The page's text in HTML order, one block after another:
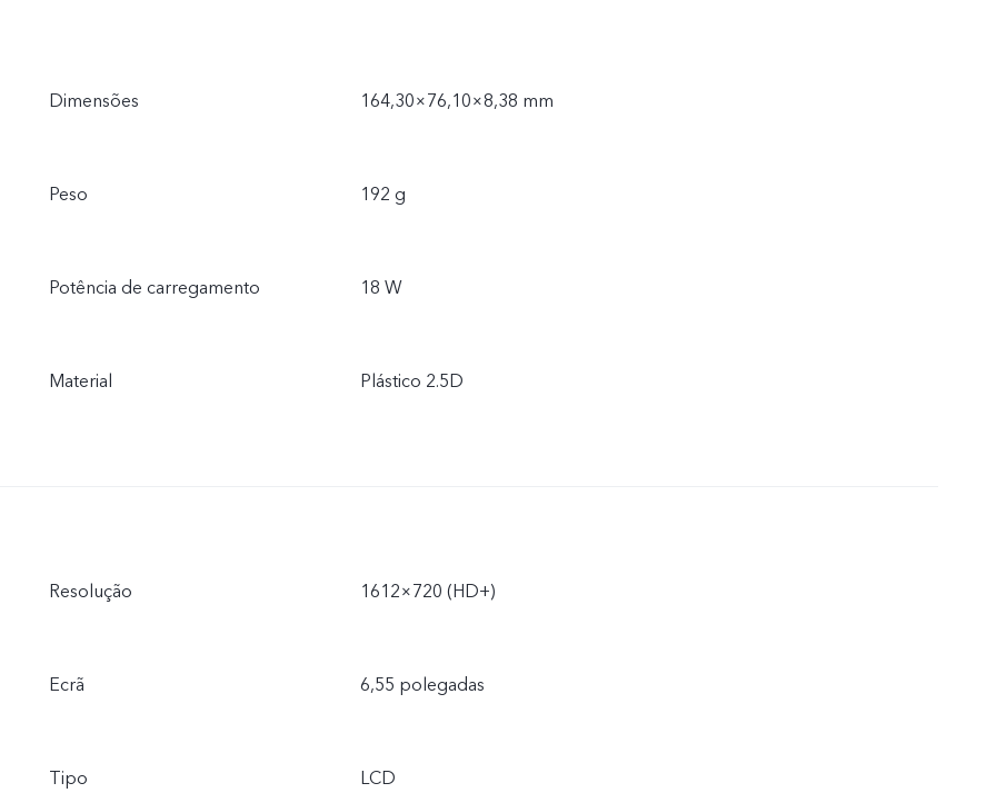
Dimensões 164,30×76,10×8,38 mm
Peso 192 g
Potência de carregamento 18 W
Material Plástico 2.5D
Resolução 1612×720 (HD+)
Ecrã 6,55 polegadas
Tipo LCD